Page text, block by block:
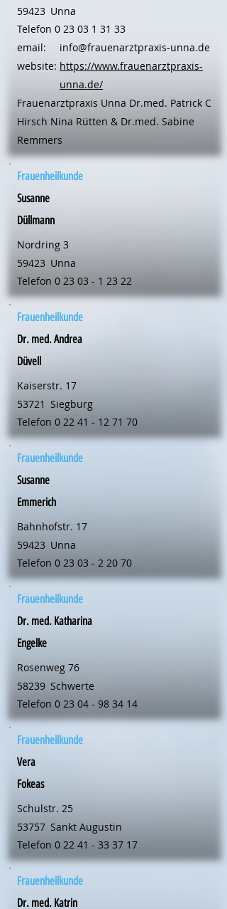
59423 Unna
Telefon 0 23 03 1 31 33
email:
website:
info@frauenarztpraxis-unna.de
https://www.frauenarztpraxis-
unna.de/
Frauenarztpraxis Unna Dr.med. Patrick C
Hirsch Nina Rütten & Dr.med. Sabine
Remmers
Frauenheilkunde
Susanne
Düllmann
Nordring 3
59423 Unna
Telefon 0 23 03 - 1 23 22
Frauenheilkunde
Dr. med. Andrea
Düvell
Kaiserstr. 17
53721 Siegburg
Telefon 0 22 41 - 12 71 70
Frauenheilkunde
Susanne
Emmerich
Bahnhofstr. 17
59423 Unna
Telefon 0 23 03 - 2 20 70
Frauenheilkunde
Dr. med. Katharina
Engelke
Rosenweg 76
58239 Schwerte
Telefon 0 23 04 - 98 34 14
Frauenheilkunde
Vera
Fokeas
Schulstr. 25
53757 Sankt Augustin
Telefon 0 22 41 - 33 37 17
Frauenheilkunde
Dr. med. Katrin